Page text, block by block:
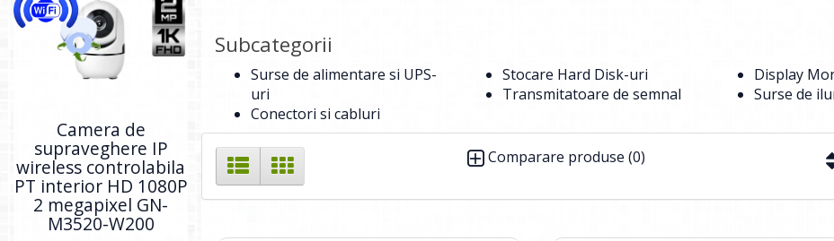
Camera de
supraveghere IP
wireless controlabila
PT interior HD 1080P
2 megapixel GN-
M3520-W200
Subcategorii
Surse de alimentare si UPS-
uri
Conectori si cabluri
Stocare Hard Disk-uri
Transmitatoare de semnal
Display
Surse de
Comparare produse (0)